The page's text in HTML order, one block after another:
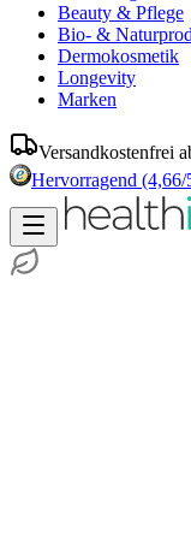
Beauty & Pflege
Bio- &
Dermokosmetik
Longevity
Marken
Versandkostenfrei
Hervorragend (4,66/